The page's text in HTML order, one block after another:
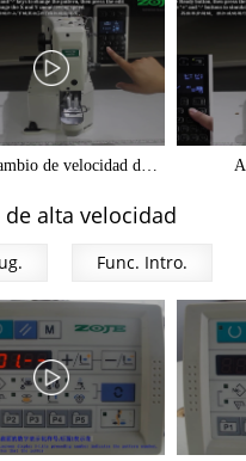
Patrón, cambio de velocidad de zoom XY
de patrones
alta velocidad
Func. Intro.